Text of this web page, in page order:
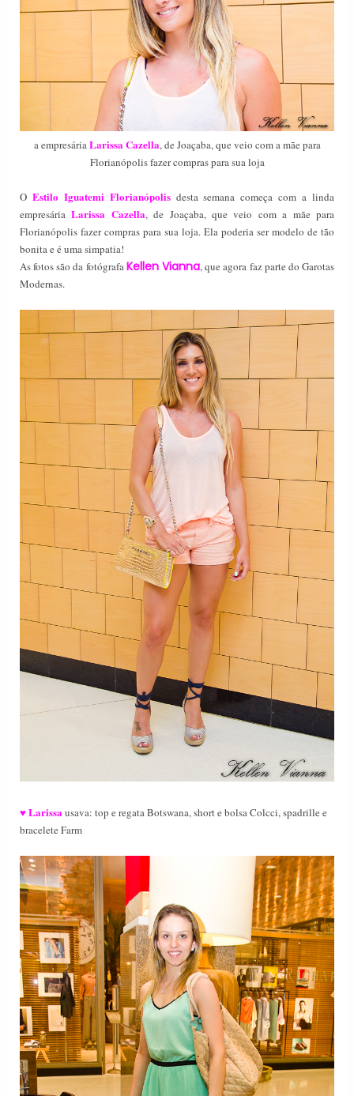
a empresáriaLarissa Cazella, de Joaçaba, que veio com a mãe para
Florianópolis fazer compras para sua loja
O Estilo Iguatemi Florianópolis desta semana começa coma linda
empresáriaLarissa Cazella, de Joaçaba, que veio com a mãe para
Florianópolis fazer compras para sua loja. Ela poderia ser modelo de tão
bonita e é uma simpatia!
As fotos são da fotógrafaKellen Vianna, que agora faz parte do Garotas
Modernas.
♥ Larissausava: top e regata Botswana, short e bolsa Colcci, spadrille e
bracelete Farm